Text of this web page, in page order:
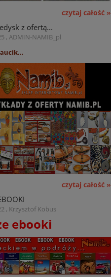
czytaj całość »
z ofertą...
, ADMIN-NAMIB_pl
czytaj całość »
, Krzysztof Kobus
ebooki